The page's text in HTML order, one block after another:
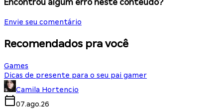
Encontrou algum erro neste conteúdo?
Envie seu comentário
Recomendados pra você
Games
Dicas de presente para o seu pai gamer
Camila Hortencio
07.ago.26